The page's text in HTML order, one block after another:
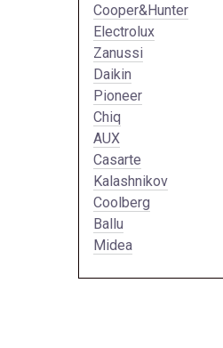
Cooper&Hunter
Electrolux
Zanussi
Daikin
Pioneer
Chiq
AUX
Casarte
Kalashnikov
Coolberg
Ballu
Midea